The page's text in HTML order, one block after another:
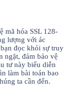
mã hóa SSL 128-
lượng với ác
đọc khỏi sự truy
ngặt, đảm bảo vệ
tư này biểu diễn
làm bài toán bao
ta cần đến.